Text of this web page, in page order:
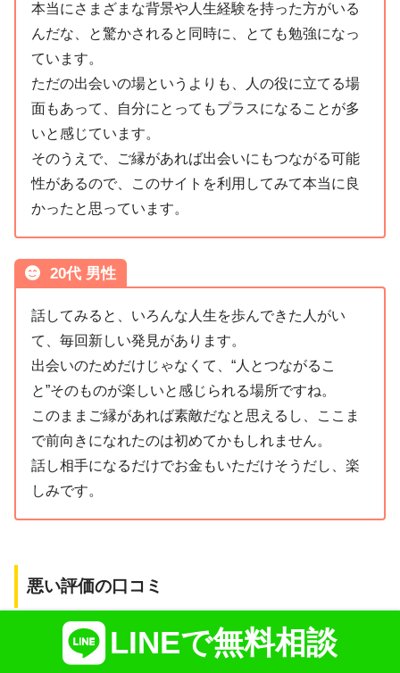
本当にさまざまな背景や人生経験を持った方がいる
んだな、と驚かされると同時に、とても勉強になっ
ています。
ただの出会いの場というよりも、人の役に立てる場
面もあって、自分にとってもプラスになることが多
いと感じています。
そのうえで、ご縁があれば出会いにもつながる可能
性があるので、このサイトを利用してみて本当に良
かったと思っています。
20代 男性
話してみると、いろんな人生を歩んできた人がい
て、毎回新しい発見があります。
出会いのためだけじゃなくて、“人とつながるこ
と”そのものが楽しいと感じられる場所ですね。
このままご縁があれば素敵だなと思えるし、ここま
で前向きになれたのは初めてかもしれません。
話し相手になるだけでお金もいただけそうだし、楽
しみです。
悪い評価の口コミ
読むだけで心が痛むような口コミも寄せられています。2
つ紹介します。
LINEで無料相談